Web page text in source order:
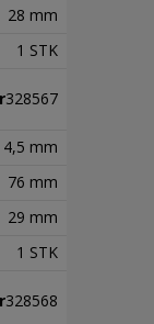
28 mm
1 STK
328567
4,5 mm
76 mm
29 mm
1 STK
328568